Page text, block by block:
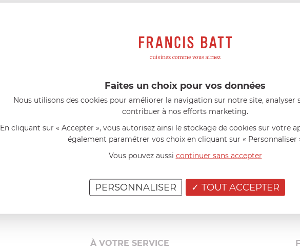
le 23/06/2026 à 12:04
Casserole mini 9 cm Castelpro 5 ply poignée
l'élaboration des sauces et vient complé...»
Florence 63 ans
Couteau complet avec lame, joint
pour le robot cuiseur Cook Expert
fait. La livraison a été très rapide. ...»
À VOTRE SERVICE
Faites un choix pour vos données
Nous utilisons des cookies pour améliorer la navigation sur notre site, analyser
contribuer à nos efforts marketing.
En cliquant sur « Accepter », vous autorisez ainsi le stockage de cookies sur votre
également paramétrer vos choix en cliquant sur « Personnaliser
Vous pouvez aussi continuer sans accepter
TOUT ACCEPTER
PERSONNALISER